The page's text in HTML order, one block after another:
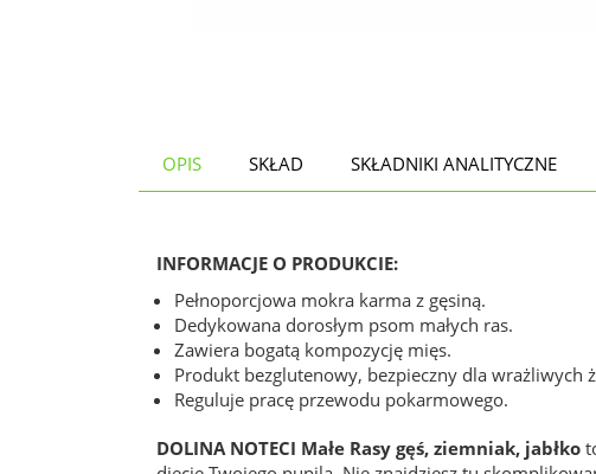
OPIS SKŁAD SKŁADNIKI ANALITYCZNE
INFORMACJE O PRODUKCIE:
Pełnoporcjowa mokra karma z gęsiną.
Dedykowana dorosłym psom małych ras.
Zawiera bogatą kompozycję mięs.
Produkt bezglutenowy, bezpieczny dla wrażliwych
Reguluje pracę przewodu pokarmowego.
DOLINA NOTECI Małe Rasy gęś, ziemniak, jabłko